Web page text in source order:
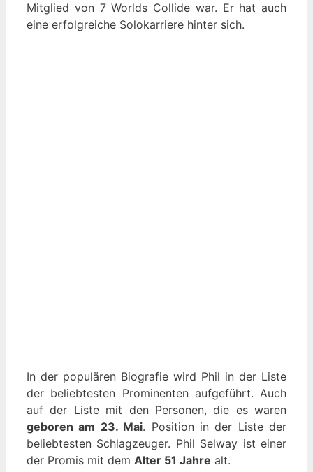
Mitglied von 7 Worlds Collide war. Er hat auch
eine erfolgreiche Solokarriere hinter sich.
In der populären Biografie wird Phil in der Liste
der beliebtesten Prominenten aufgeführt. Auch
auf der Liste mit den Personen, die es waren
geboren am 23. Mai. Position in der Liste der
beliebtesten Schlagzeuger. Phil Selway ist einer
der Promis mit dem Alter 51 Jahre alt.